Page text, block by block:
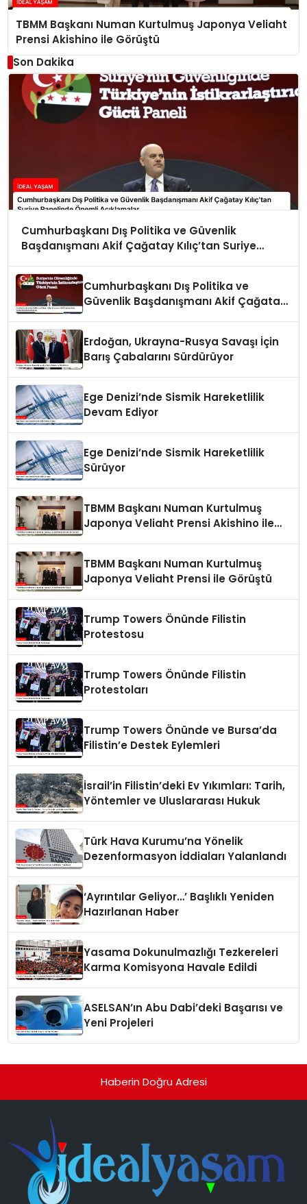
TBMM Başkanı Numan Kurtulmuş Japonya Veliaht
Prensi Akishino ile Görüştü
Son Dakika
Cumhurbaşkanı Dış Politika ve Güvenlik
Başdanışmanı Akif Çağatay Kılıç’tan Suriye
Cumhurbaşkanı Dış Politika ve
Güvenlik Başdanışmanı Akif Çağatay
Erdoğan, Ukrayna-Rusya Savaşı İçin
Barış Çabalarını Sürdürüyor
Ege Denizi’nde Sismik Hareketlilik
Devam Ediyor
Ege Denizi’nde Sismik Hareketlilik
Sürüyor
TBMM Başkanı Numan Kurtulmuş
Japonya Veliaht Prensi Akishino ile
TBMM Başkanı Numan Kurtulmuş
Japonya Veliaht Prensi ile Görüştü
Trump Towers Önünde Filistin
Protestosu
Trump Towers Önünde Filistin
Protestoları
Trump Towers Önünde ve Bursa’da
Filistin’e Destek Eylemleri
İsrail’in Filistin’deki Ev Yıkımları: Tarih,
Yöntemler ve Uluslararası Hukuk
Türk Hava Kurumu’na Yönelik
Dezenformasyon İddiaları Yalanlandı
‘Ayrıntılar Geliyor…’ Başlıklı Yeniden
Hazırlanan Haber
Yasama Dokunulmazlığı Tezkereleri
Karma Komisyona Havale Edildi
ASELSAN’ın Abu Dabi’deki Başarısı ve
Yeni Projeleri
Haberin Doğru Adresi